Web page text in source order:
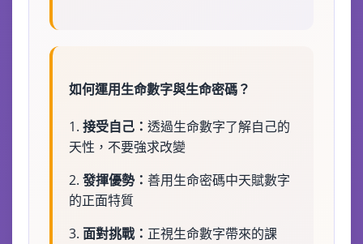
如何運用生命數字與生命密碼？
1. 接受自己： 透過生命數字了解自己的
天性，不要強求改變
2. 發揮優勢： 善用生命密碼中天賦數字
的正面特質
3. 面對挑戰： 正視生命數字帶來的課